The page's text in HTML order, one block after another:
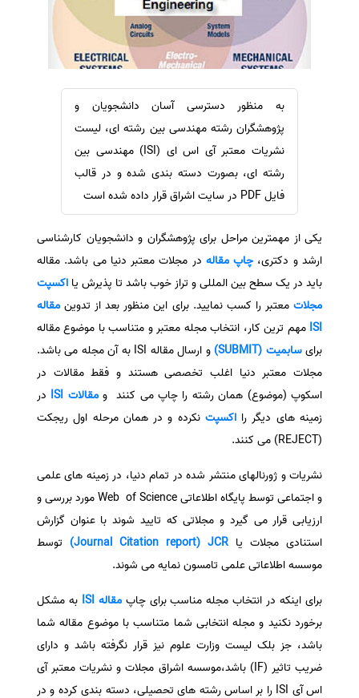
ترجمه عربی به فارسی
مشاهده همه زبان ها
سفارش ویرایش
سفارش پارافریز
سفارش فرمت‌بندی
سفارش کاهش کمیت
سفارش معرفی مجله
سفارش معرفی مقاله
سفارش معرفی کتاب
سفارش چکیده مبسوط
سفارش گویندگی
سفارش تولید محتوا
سفارش ترجمه همزمان
سفارش چکیده گرافیکی
سفارش تهیه کاورلتر
سفارش انگیزه‌نامه‌SOP
به منظور دسترسی آسان دانشجویان و
پژوهشگران رشته مهندسی بین رشته ای، لیست
نشریات معتبر آی اس ای (ISI) مهندسی بین
رشته ای، بصورت دسته بندی شده و در قالب
فایل PDF در سایت اشراق قرار داده شده است
یکی از مهمترین مراحل برای پژوهشگران و دانشجویان کارشناسی
ارشد و دکتری، چاپ مقاله در مجلات معتبر دنیا می باشد. مقاله
باید در یک سطح بین المللی و تراز خوب باشد تا پذیرش یا اکسپت
مجلات معتبر را کسب نمایید. برای این منظور بعد از تدوین مقاله
ISI مهم ترین کار، انتخاب مجله معتبر و متناسب با موضوع مقاله
برایسابمیت (SUBMIT)
و ارسال مقاله ISI به آن مجله می باشد.
مجلات معتبر دنیا اغلب تخصصی هستند و فقط مقالات در
اسکوپ (موضوع) همان رشته را چاپ می کنند ومقالات ISI
در
زمینه های دیگر رااکسپت نکرده و در همان مرحله اول ریجکت
(REJECT) می کنند.
نشریات و ژورنالهای منتشر شده در تمام دنیا، در زمینه های علمی
و اجتماعی توسط پایگاه اطلاعاتی Web of Science مورد بررسی و
ارزیابی قرار می گیرد و مجلاتی که تایید شوند با عنوان گزارش
استنادی مجلات یا Journal Citation report) JCR)
توسط
موسسه اطلاعاتی علمی تامسون نمایه می شوند.
برای اینکه در انتخاب مجله مناسب برای چاپمقاله ISI
به مشکل
برخورد نکنید و مجله انتخابی شما متناسب با موضوع مقاله شما
باشد، جز بلک لیست وزارت علوم نیز قرار نگرفته باشد و دارای
ضریب تاثیر (IF) باشد،موسسه اشراق مجلات و نشریات معتبر آی
اس آی ISI را بر اساس رشته های تحصیلی، دسته بندی کرده و در